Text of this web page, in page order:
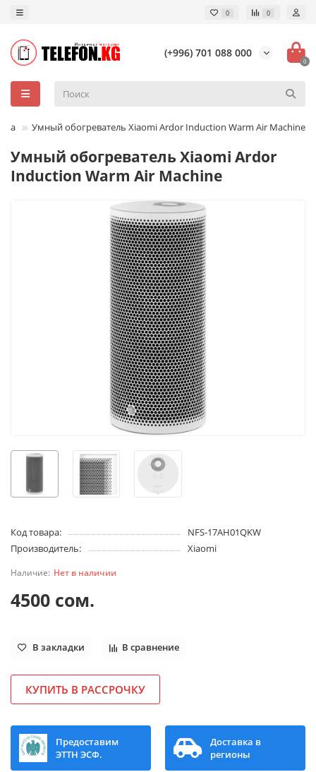
0 0
(+996) 701 088 000
0
Умный обогреватель Xiaomi Ardor Induction Warm Air Machine
Умный обогреватель Xiaomi Ardor
Induction Warm Air Machine
Код товара:
NFS-17AH01QKW
Производитель:
Xiaomi
Нет в наличии
4500 сом.
В закладки В сравнение
КУПИТЬ В РАССРОЧКУ
Предоставим
ЭТТН ЭСФ.
Доставка в
регионы